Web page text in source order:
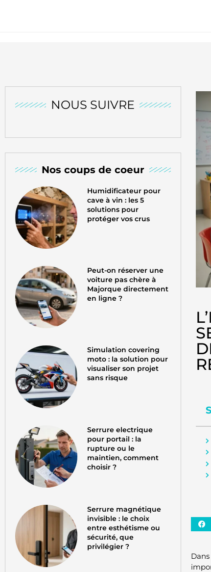
NOUS SUIVRE
Nos coups de coeur
Humidificateur pour
cave à vin : les 5
solutions pour
protéger vos crus
Peut-on réserver une
voiture pas chère à
Majorque directement
en ligne ?
Simulation covering
moto : la solution pour
visualiser son projet
sans risque
Serrure electrique
pour portail : la
rupture ou le
maintien, comment
choisir ?
Serrure magnétique
invisible : le choix
entre esthétisme ou
sécurité, que
privilégier ?